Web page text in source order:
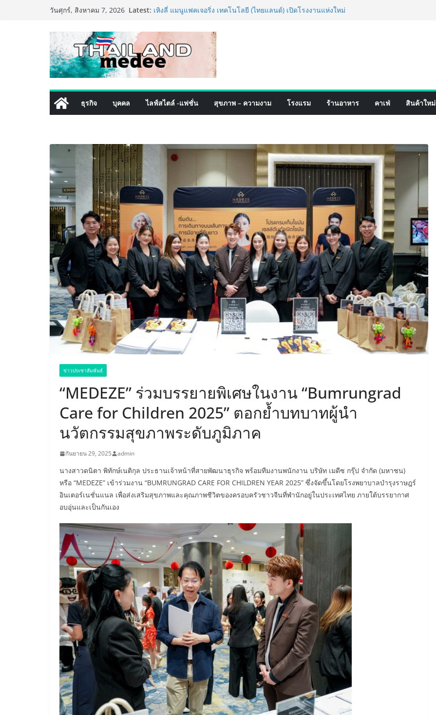
วันศุกร์, สิงหาคม 7, 2026 Latest: พันธมิตร ขับเคลื่อน ESG Tourism สืบสานพระราชปณิธาน สร้าง
เหิงลี่ แมนูแฟคเจอริ่ง เทคโนโลยี (ไทยแลนด์) เปิดโรงงานแห่งใหม่
ในชลบุรี เดินหน้าขยายฐานการผลิตสู่เอเชียตะวันออกเฉียงใต้
เสริมแกร่งยุทธศาสตร์ระดับโลก
TECNO ประกาศทรานส์ฟอร์มจากเกมมิ่งโฟน สู่ไลฟ์สไตล์แฟชั่นไอ
เท็ม เสิร์ฟใหญ่ปักหมุดแลนมาร์คใหม่กลางสถานี MRT วาง POVA
8 Series จุดเริ่มต้นครั้งสำคัญ
PIPPER STANDARD® เปิดตัวแชมพูอาบน้ำ และ โฟมอาบแห้งสัตว์
เลี้ยง ชูนวัตกรรมพลังธรรมชาติ “Zero-Residue” เลียขนได้
ปลอดภัย ไร้สารตกค้าง
เริ่มแล้ว! อ.ต.ก.แฟร์ 4 ภาค @ภาคกลาง “มนต์เสน่ห์เกษตรไทย สู่
ธุรกิจ บุคคล ไลฟ์สไตล์ -แฟชั่น สุขภาพ – ความงาม โรงแรม ร้านอาหาร คาเฟ่ สินค้าใหม่
ข่าวประชาสัมพันธ์
“MEDEZE” ร่วมบรรยายพิเศษในงาน “Bumrungrad
Care for Children 2025” ตอกย้ำบทบาทผู้นำ
นวัตกรรมสุขภาพระดับภูมิภาค
กันยายน 29, 2025 admin
​นางสาวดนิตา พิทักษ์เนติกุล ประธานเจ้าหน้าที่สายพัฒนาธุรกิจ พร้อมทีมงานพนักงาน บริษัท เมดีซ กรุ๊ป จำกัด (มหาชน)
หรือ “MEDEZE” เข้าร่วมงาน “BUMRUNGRAD CARE FOR CHILDREN YEAR 2025” ซึ่งจัดขึ้นโดยโรงพยาบาลบำรุงราษฎร์
อินเตอร์เนชั่นแนล เพื่อส่งเสริมสุขภาพและคุณภาพชีวิตของครอบครัวชาวจีนที่พำนักอยู่ในประเทศไทย ภายใต้บรรยากาศ
อบอุ่นและเป็นกันเอง